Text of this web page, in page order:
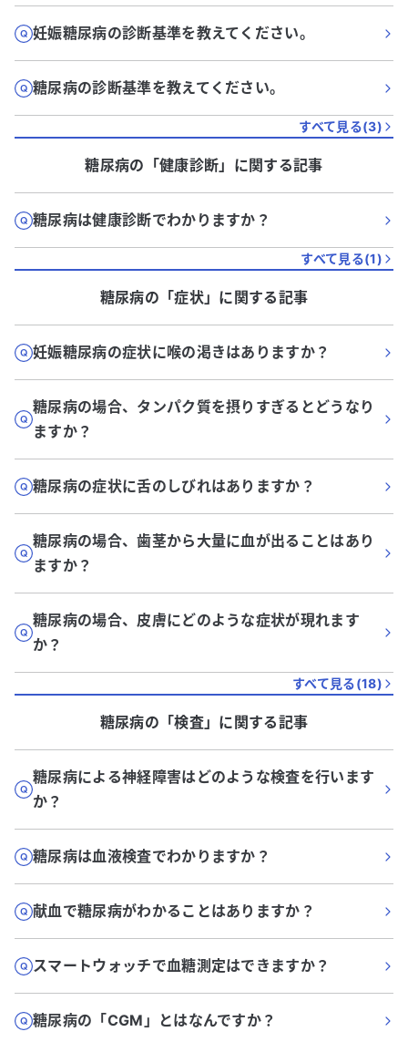
妊娠糖尿病の診断基準を教えてください。
糖尿病の診断基準を教えてください。
すべて見る(3)
糖尿病の「健康診断」に関する記事
糖尿病は健康診断でわかりますか？
すべて見る(1)
糖尿病の「症状」に関する記事
妊娠糖尿病の症状に喉の渇きはありますか？
糖尿病の場合、タンパク質を摂りすぎるとどうなり
ますか？
糖尿病の症状に舌のしびれはありますか？
糖尿病の場合、歯茎から大量に血が出ることはあり
ますか？
糖尿病の場合、皮膚にどのような症状が現れます
か？
すべて見る(18)
糖尿病の「検査」に関する記事
糖尿病による神経障害はどのような検査を行います
か？
糖尿病は血液検査でわかりますか？
献血で糖尿病がわかることはありますか？
スマートウォッチで血糖測定はできますか？
糖尿病の「CGM」とはなんですか？